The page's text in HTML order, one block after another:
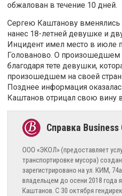
обжалован в течение 10 дней.
Сергею Каштанову вменялись
нанес 18-летней девушке и
Инцидент имел место в июле
Голованово. О произошедшем
благодаря тете девушки,
произошедшем на своей
Позднее информация
Каштанов отрицал свою
ООО «ЭКОЛ» (предоставляет
транспортировке мусора)
зарегистрировано на ул. КИМ,
владельцем до осени 2018 года
Каштанов. С 30 октября